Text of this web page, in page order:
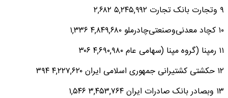
۹ وتجارت بانک تجارت ۵,۲۴۵,۹۹۲ ۲,۶۸۲
۱۰ کچاد معدنی‌وصنعتی‌چادرملو ۴,۸۴۹,۶۸۰ ۱,۳۳۶
۱۱ رمپنا (گروه مپنا (سهامی عام ۴,۶۹۰,۹۸۰ ۳۰۶
۱۲ حکشتی کشتیرانی جمهوری اسلامی ایران ۴,۲۲۷,۶۲۰ ۳۹۴
۱۳ وبصادر بانک صادرات ایران ۳,۴۵۳,۷۶۴ ۱,۵۴۶